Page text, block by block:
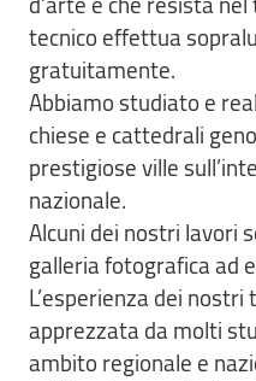
tecnico effettua
gratuitamente.
Abbiamo studiato e
chiese e cattedrali
prestigiose ville
nazionale.
Alcuni dei nostri lavori
galleria fotografica ad
L’esperienza dei
apprezzata da molti
ambito regionale e